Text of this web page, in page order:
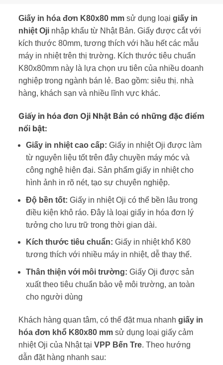
Giấy in hóa đơn K80x80 mmsử dụng loại giấy in
nhiệt Ojinhập khẩu từ Nhật Bản. Giấy được cắt với
kích thước 80mm, tương thích với hầu hết các mẫu
máy in nhiệt trên thị trường. Kích thước tiêu chuẩn
K80x80mm này là lựa chọn ưu tiên của nhiều doanh
nghiệp trong ngành bán lẻ. Bao gồm: siêu thị. nhà
hàng, khách sạn và nhiều lĩnh vực khác.
Giấy in hóa đơn Oji Nhật Bản có những đặc điểm
nổi bật:
Giấy in nhiệt cao cấp: Giấy in nhiệt Oji được làm
từ nguyên liệu tốt trên đây chuyền máy móc và
công nghệ hiện đại. Sản phẩm giấy in nhiệt cho
hình ảnh in rõ nét, tạo sự chuyên nghiệp.
Độ bền tốt: Giấy in nhiệt Oji có thể bền lâu trong
điều kiện khô ráo. Đây là loại giấy in hóa đơn lý
tưởng cho lưu trữ trong thời gian dài.
Kích thước tiêu chuẩn: Giấy in nhiệt khổ K80
tương thích với nhiều máy in nhiệt, dễ thay thế.
Thân thiện với môi trường: Giấy Oji được sản
xuất theo tiêu chuẩn bảo vệ môi trường, an toàn
cho người dùng
Khách hàng quan tâm, có thể đặt mua nhanh giấy in
hóa đơn khổ K80x80 mmsử dụng loại giấy cảm
nhiệt Oji của Nhật tại VPP Bến Tre. Theo hướng
dẫn đặt hàng nhanh sau: